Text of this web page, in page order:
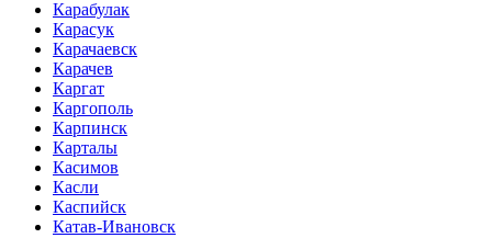
Карабулак
Карасук
Карачаевск
Карачев
Каргат
Каргополь
Карпинск
Карталы
Касимов
Касли
Каспийск
Катав-Ивановск